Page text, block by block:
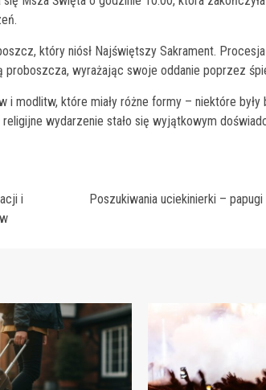
który niósł Najświętszy Sakrament. Procesja
wyrażając swoje oddanie poprzez
modlitw, które miały różne formy – niektóre były
wydarzenie stało się wyjątkowym
i
Poszukiwania uciekinierki –